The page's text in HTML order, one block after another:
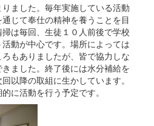
ました。毎年実施している活動
じて奉仕の精神を養うことを目
は毎回、生徒１０人前後で学校
動が中心です。場所によっては
もありましたが、皆で協力しな
ました。終了後には水分補給を
以降の取組に生かしています。
に活動を行う予定です。